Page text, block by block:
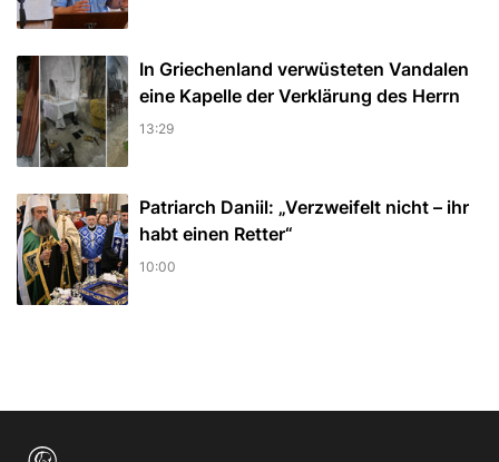
In Griechenland verwüsteten Vandalen
eine Kapelle der Verklärung des Herrn
13:29
Patriarch Daniil: „Verzweifelt nicht – ihr
habt einen Retter“
10:00